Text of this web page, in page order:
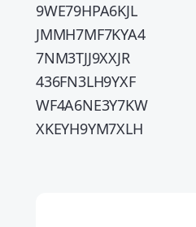
9WE79HPA6KJL
JMMH7MF7KYA4
7NM3TJJ9XXJR
436FN3LH9YXF
WF4A6NE3Y7KW
XKEYH9YM7XLH